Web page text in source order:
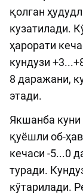
қолган
кузатилади.
ҳарорати
кундузи
8 даражани,
этади.
Якшанба
қуёшли об-
кечаси -5...0
туради.
кўтарилади.